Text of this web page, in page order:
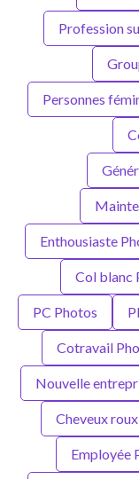
Profession
Personnes
Enthousiaste
Col blanc
PC Photos
Cotravail
Nouvelle
Cheveux
Employée